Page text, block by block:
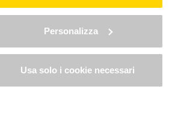
Personalizza
Usa solo i cookie necessari